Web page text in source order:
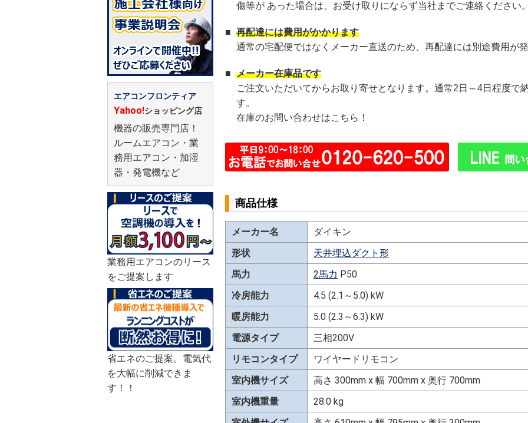
エアコンフロンティア
Yahoo!ショッピング店
機器の販売専門店！
ルームエアコン・業
務用エアコン・加湿
器・発電機など
業務用エアコンのリース
をご提案します
省エネのご提案。電気代
を大幅に削減できま
す！！
傷等が あった場合は、お受け取りにならず当社までご連絡ください
■ 再配達には費用がかかります
通常の宅配便ではなくメーカー直送のため、再配達には別途費用が
■ メーカー在庫品です
ご注文いただいてからお取り寄せとなります。通常2日～4日程度で
す。
在庫のお問い合わせはこちら！
商品仕様
メーカー名
ダイキン
形状
天井埋込ダクト形
馬力
2馬力 P50
冷房能力
4.5 (2.1～5.0) kW
暖房能力
5.0 (2.3～6.3) kW
電源タイプ
三相200V
リモコンタイプ
ワイヤードリモコン
室内機サイズ
高さ 300mm x 幅 700mm x 奥行 700mm
室内機重量
28.0 kg